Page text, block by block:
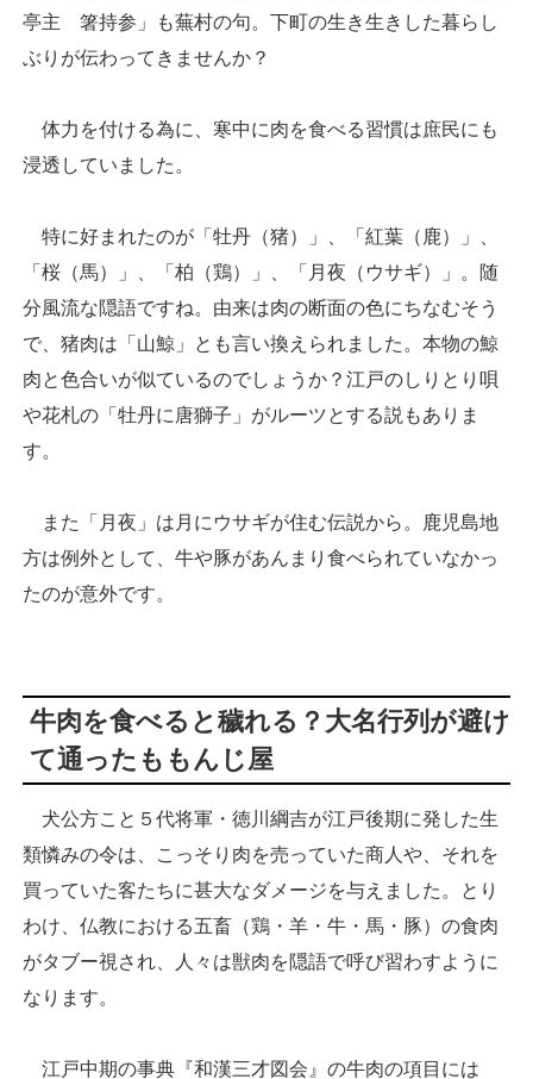
亭主 箸持参」も蕪村の句。下町の生き生きした暮らし
ぶりが伝わってきませんか？
体力を付ける為に、寒中に肉を食べる習慣は庶民にも
浸透していました。
特に好まれたのが「牡丹（猪）」、「紅葉（鹿）」、
「桜（馬）」、「柏（鶏）」、「月夜（ウサギ）」。随
分風流な隠語ですね。由来は肉の断面の色にちなむそう
で、猪肉は「山鯨」とも言い換えられました。本物の鯨
肉と色合いが似ているのでしょうか？江戸のしりとり唄
や花札の「牡丹に唐獅子」がルーツとする説もありま
す。
また「月夜」は月にウサギが住む伝説から。鹿児島地
方は例外として、牛や豚があんまり食べられていなかっ
たのが意外です。
牛肉を食べると穢れる？大名行列が避け
て通ったももんじ屋
犬公方こと５代将軍・徳川綱吉が江戸後期に発した生
類憐みの令は、こっそり肉を売っていた商人や、それを
買っていた客たちに甚大なダメージを与えました。とり
わけ、仏教における五畜（鶏・羊・牛・馬・豚）の食肉
がタブー視され、人々は獣肉を隠語で呼び習わすように
なります。
江戸中期の事典『和漢三才図会』の牛肉の項目には